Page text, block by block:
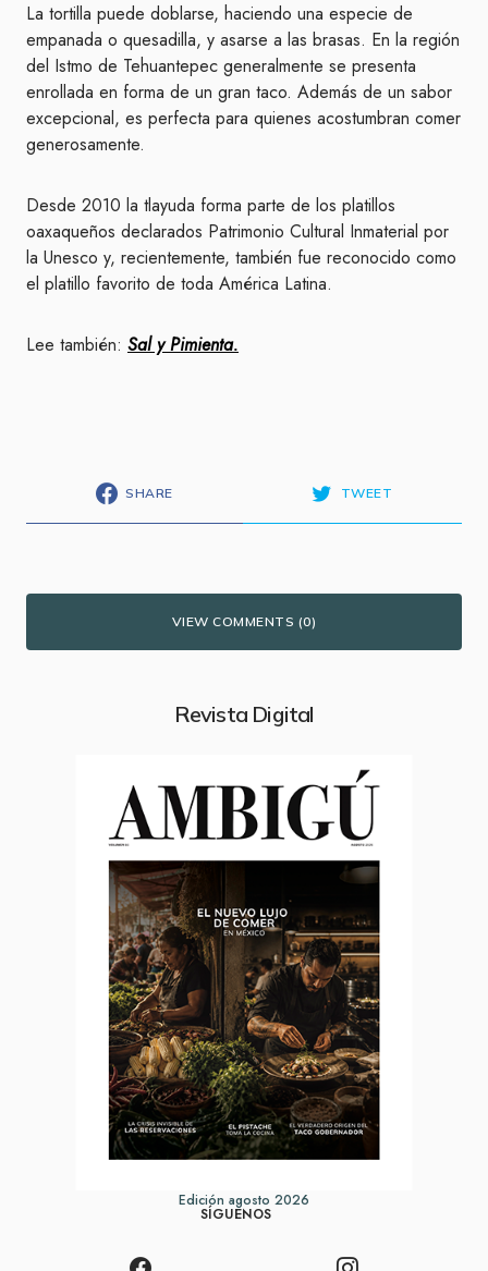
La tortilla puede doblarse, haciendo una especie de
empanada o quesadilla, y asarse a las brasas. En la región
del Istmo de Tehuantepec generalmente se presenta
enrollada en forma de un gran taco. Además de un sabor
excepcional, es perfecta para quienes acostumbran comer
generosamente.
Desde 2010 la tlayuda forma parte de los platillos
oaxaqueños declarados Patrimonio Cultural Inmaterial por
la Unesco y, recientemente, también fue reconocido como
el platillo favorito de toda América Latina.
Lee también: Sal y Pimienta.
SHARE TWEET
VIEW COMMENTS (0)
Revista Digital
Edición agosto 2026
SÍGUENOS